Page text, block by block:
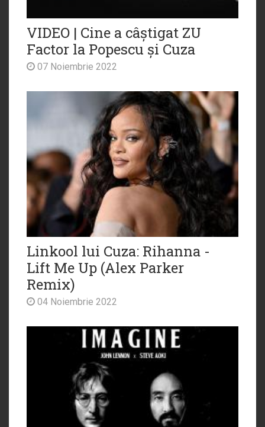
VIDEO | Cine a câștigat ZU
Factor la Popescu și Cuza
07 Noiembrie 2022
Linkool lui Cuza: Rihanna -
Lift Me Up (Alex Parker
Remix)
04 Noiembrie 2022